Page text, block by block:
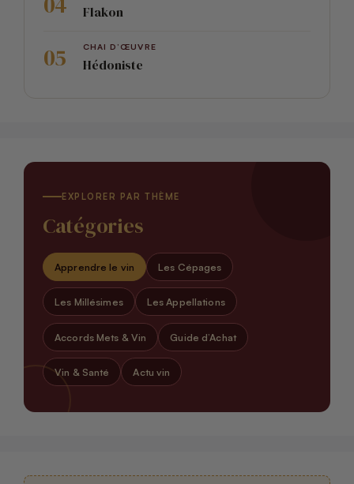
Flakon
CHAI D’ŒUVRE
Hédoniste
EXPLORER PAR THÈME
Catégories
Apprendre le vin Les Cépages
Les Millésimes Les Appellations
Accords Mets & Vin Guide d’Achat
Vin & Santé Actu vin